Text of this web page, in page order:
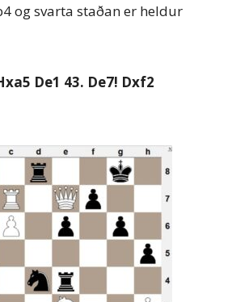
og svarta staðan er heldur
De1 43. De7! Dxf2